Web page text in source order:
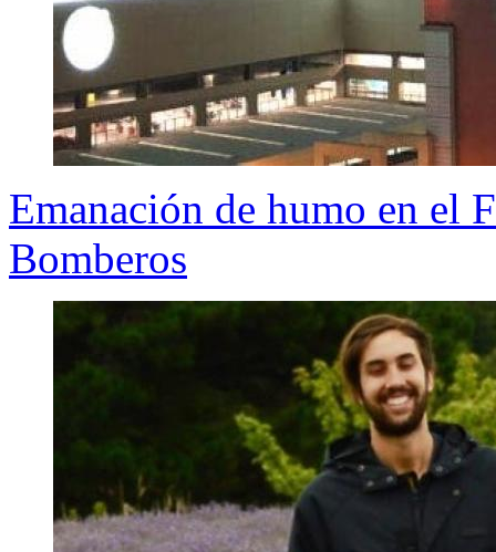
Emanación de humo en el
Bomberos